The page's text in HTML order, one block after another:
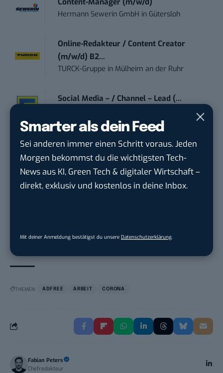
Smarter als dein Feed
Sei anderen immer einen Schritt voraus. Jeden
Morgen bekommst du die wichtigsten Tech-
News aus KI, Green Tech & digitaler Wirtschaft –
direkt, exklusiv und kostenlos in deine Inbox.
Mit deiner Anmeldung bestätigst du unsere Datenschutzerklärung.
Hermann Sewerin GmbH in Gütersloh
Online-Redakteur / Content Creator
(m/w/d) B2...
TURCK-Gruppe in Mülheim an der Ruhr
Social Media – / Channel – Lead (...
Offenburg
Volontär (m/w/d) Online-Redaktion &
TURCK-GruppeinMülheim an der Ruhr
THEMEN: ADFREE ARBEIT CORONA
Fabian Peters
Chefredakteur